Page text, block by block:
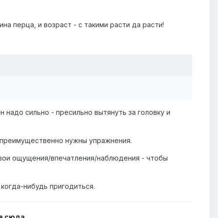
перца, и возраст - с такими расти да расти!
сильно - пресильно вытянуть за головку и
нужны упражнения.
ощущения/впечатления/наблюдения - чтобы
нибудь пригодиться.